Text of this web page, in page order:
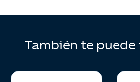
También te